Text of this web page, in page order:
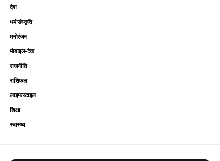
देश
धर्म संस्कृति
मनोरंजन
मोबाइल-टेक
राजनीति
राशिफल
लाइफस्टाइल
शिक्षा
स्वास्थ्य